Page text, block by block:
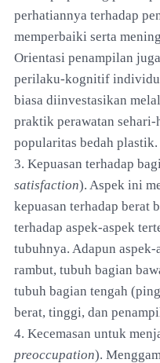
perhatiannya terhadap
memperbaiki serta
Orientasi penampilan
perilaku-kognitif individu
biasa diinvestasikan
praktik perawatan
popularitas bedah plastik.
3. Kepuasan terhadap
satisfaction). Aspek ini
kepuasan terhadap berat
terhadap aspek-aspek
tubuhnya. Adapun
rambut, tubuh bagian
tubuh bagian tengah
berat, tinggi, dan
4. Kecemasan untuk
preoccupation).